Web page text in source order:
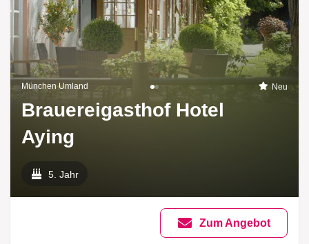
München Umland Neu
Brauereigasthof Hotel
Aying
5. Jahr
Zum Angebot